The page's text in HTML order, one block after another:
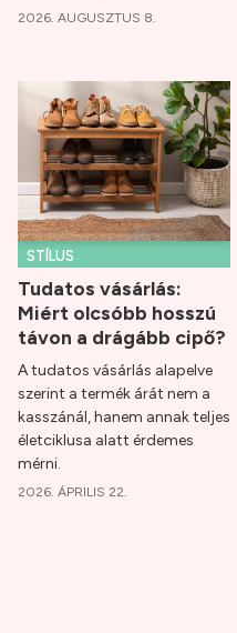
2026. AUGUSZTUS 8.
STÍLUS
Tudatos vásárlás:
Miért olcsóbb hosszú
távon a drágább cipő?
A tudatos vásárlás alapelve
szerint a termék árát nem a
kasszánál, hanem annak teljes
életciklusa alatt érdemes
mérni.
2026. ÁPRILIS 22.